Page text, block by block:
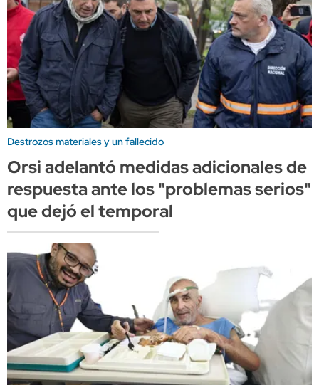
Destrozos materiales y un fallecido
Orsi adelantó medidas adicionales de
respuesta ante los "problemas serios"
que dejó el temporal